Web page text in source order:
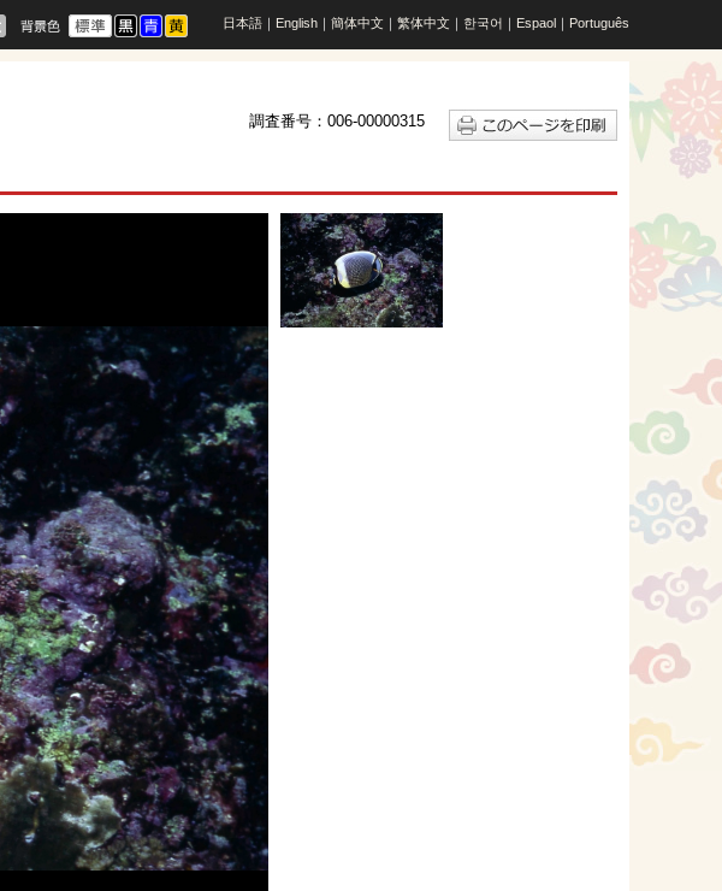
日本語 ｜ English ｜ 簡体中文 ｜ 繁体中文 ｜ 한국어 ｜ Espaol ｜ Português
調査番号：006-00000315